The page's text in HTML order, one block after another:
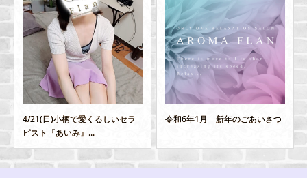
4/21(日)小柄で愛くるしいセラ
ピスト『あいみ』...
令和6年1月 新年のごあいさつ